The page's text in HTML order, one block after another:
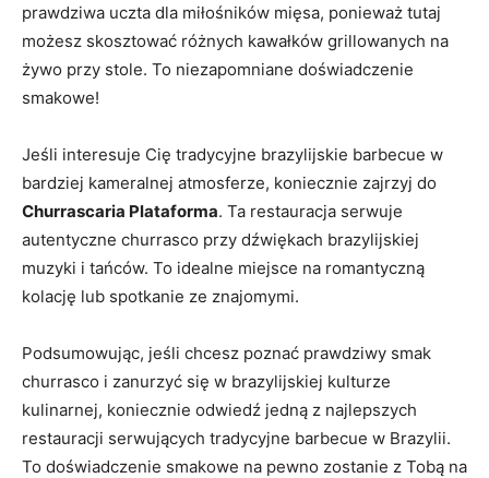
‌prawdziwa uczta dla miłośników mięsa, ponieważ tutaj
możesz skosztować⁤ różnych kawałków grillowanych na
‍żywo przy stole. To niezapomniane doświadczenie
smakowe!
Jeśli interesuje Cię tradycyjne ⁢brazylijskie barbecue w
bardziej kameralnej atmosferze, koniecznie zajrzyj do
Churrascaria Plataforma.‍ Ta restauracja ​serwuje
autentyczne churrasco przy dźwiękach brazylijskiej ​
muzyki i tańców. To idealne miejsce na romantyczną
kolację lub spotkanie ze znajomymi.
Podsumowując, ⁤jeśli chcesz poznać prawdziwy smak
churrasco i zanurzyć się​ w brazylijskiej kulturze
kulinarnej, ⁢koniecznie odwiedź ‌jedną z ‌najlepszych
restauracji serwujących tradycyjne barbecue w Brazylii.
To doświadczenie smakowe ‍na pewno zostanie z Tobą na